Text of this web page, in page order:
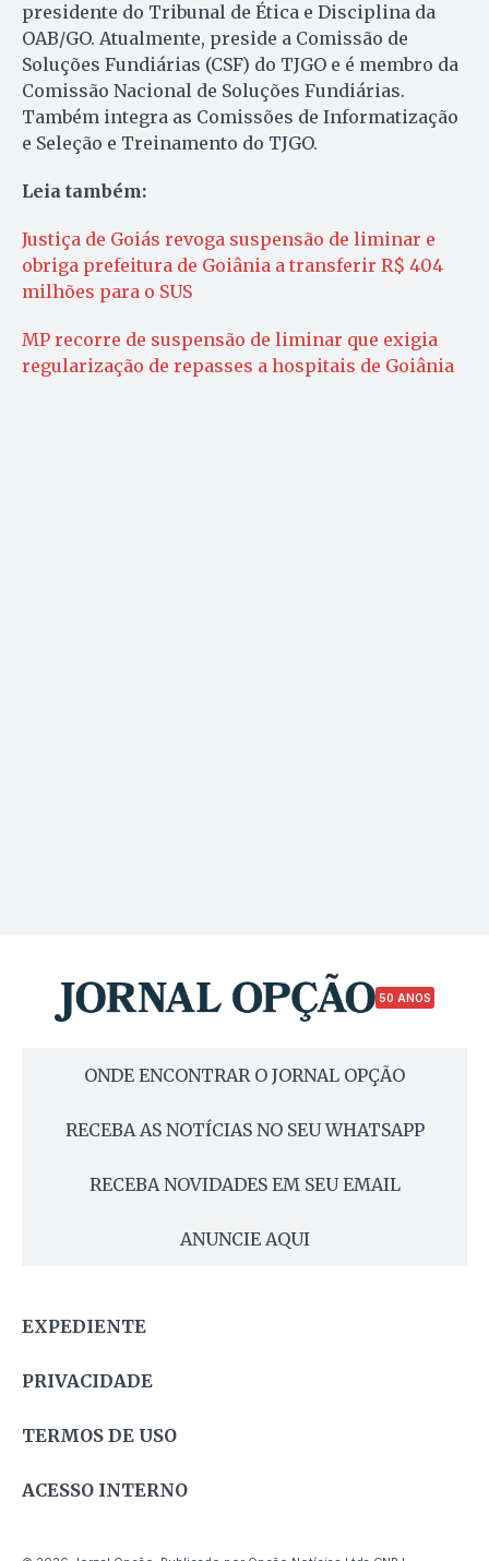
presidente do Tribunal de Ética e Disciplina da
OAB/GO. Atualmente, preside a Comissão de
Soluções Fundiárias (CSF) do TJGO e é membro da
Comissão Nacional de Soluções Fundiárias.
Também integra as Comissões de Informatização
e Seleção e Treinamento do TJGO.
Leia também:
Justiça de Goiás revoga suspensão de liminar e
obriga prefeitura de Goiânia a transferir R$ 404
milhões para o SUS
MP recorre de suspensão de liminar que exigia
regularização de repasses a hospitais de Goiânia
50 ANOS
ONDE ENCONTRAR O JORNAL OPÇÃO
RECEBA AS NOTÍCIAS NO SEU WHATSAPP
RECEBA NOVIDADES EM SEU EMAIL
ANUNCIE AQUI
EXPEDIENTE
PRIVACIDADE
TERMOS DE USO
ACESSO INTERNO